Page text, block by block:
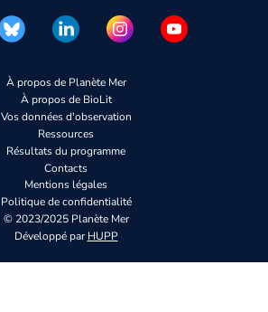
À propos de Planète Mer
À propos de BioLit
Vos données d'observation
Ressources
Résultats du programme
Contacts
Mentions légales
Politique de confidentialité
© 2023/2025 Planète Mer
Développé parHUPP